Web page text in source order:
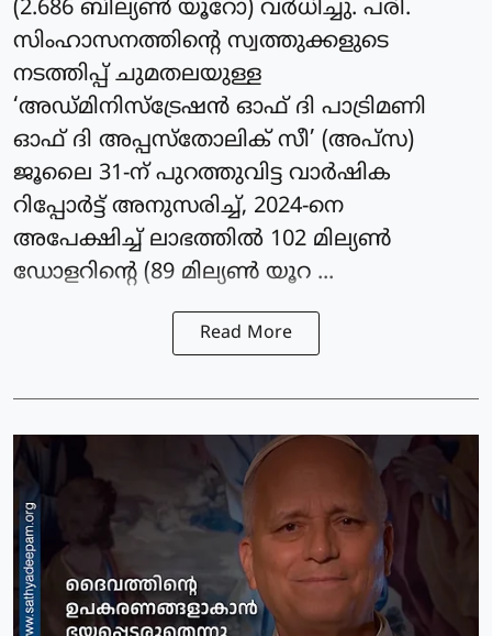
(2.686 ബില്യണ്‍ യൂറോ) വർധിച്ചു. പരി.
സിംഹാസനത്തിന്റെ സ്വത്തുക്കളുടെ
നടത്തിപ്പ് ചുമതലയുള്ള
‘അഡ്മിനിസ്‌ട്രേഷന്‍ ഓഫ് ദി പാട്രിമണി
ഓഫ് ദി അപ്പസ്‌തോലിക് സീ’ (അപ്‌സ)
ജൂലൈ 31-ന് പുറത്തുവിട്ട വാര്‍ഷിക
റിപ്പോര്‍ട്ട് അനുസരിച്ച്, 2024-നെ
അപേക്ഷിച്ച് ലാഭത്തില്‍ 102 മില്യണ്‍
ഡോളറിന്റെ (89 മില്യണ്‍ യൂറ ...
Read More